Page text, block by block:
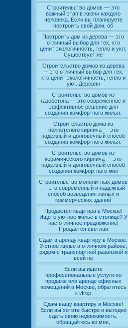
Строительство домов — это
важный этап в жизни каждого
человека. Если вы планируете
построить свой дом, об
Построить дом из дерева — это
отличный выбор для тех, кто
ценит экологичность, тепло и уют.
Существует не
Строительство домов из дерева
— это отличный выбор для тех,
кто ценит экологичность, тепло и
уют. Деревян
Строительство домов из
газобетона — это современное и
эффективное решение для
создания комфортного жилья.
Строительство дома из
полнотелого кирпича — это
надежный и долговечный способ
создания комфортного жилья.
Строительство домов из
керамического кирпича — это
надежный и долговечный способ
создания комфортного жил
Строительство монолитных домов
— это современный и надежный
способ возведения жилых и
коммерческих зданий
Продается квартира в Москве!
Ищете уютное жилье в столице? У
нас отличное предложение!
Продается светлая
Сдам в аренду квартиру в Москве.
Уютное жилье в отличном районе,
рядом с транспортной развязкой и
всей не
Если вы ищете
профессиональные услуги по
продаже или аренде офисных
помещений в Москве, обратитесь
к Игор
Сдам вашу квартиру в Москве!
Если вы хотите быстро и выгодно
сдать свою недвижимость,
обращайтесь ко мне,